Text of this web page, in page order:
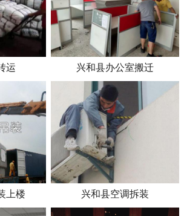
运 兴和县办公室搬迁
上楼 兴和县空调拆装